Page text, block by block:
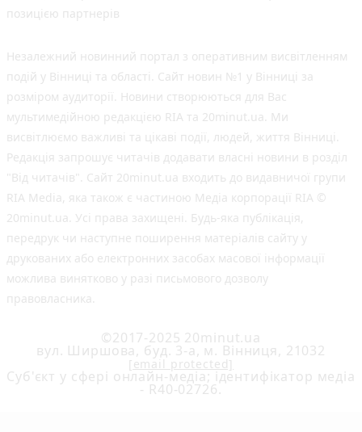
позицією партнерів
Незалежний новинний портал з оперативним висвітленням
подій у Вінниці та області. Сайт новин №1 у Вінниці за
розміром аудиторії. Новини створюються для Вас
мультимедійною редакцією RIA та 20minut.ua. Ми
висвітлюємо важливі та цікаві події, людей, життя Вінниці.
Редакція запрошує читачів додавати власні новини в розділ
"Від читачів". Сайт 20minut.ua входить до видавничої групи
RIA Media, яка також є частиною Медіа корпорації RIA ©
20minut.ua. Усі права захищені. Будь-яка публiкацiя,
передрук чи наступне поширення матеріалів сайту у
друкованих або електронних засобах масової інформації
можлива винятково у разі письмового дозволу
правовласника.
©2017-2025 20minut.ua
вул. Ширшова, буд. 3-а, м. Вінниця, 21032
[email protected]
Cуб'єкт у сфері онлайн-медіа; ідентифікатор медіа
- R40-02726.